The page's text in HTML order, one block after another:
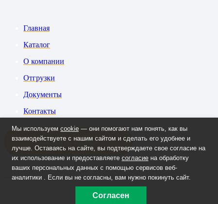
Главная
Каталог
О компании
Отгрузки
Документы
Контакты
Заказать звонок
+7 908 090-70-33
Мы используем cookie — они помогают нам понять, как вы
взаимодействуете с нашим сайтом и сделать его удобнее и
лучше. Оставаясь на сайте, вы подтверждаете свое согласие на
их использование и предоставляете согласие на обработку
ваших персональных данных с помощью сервисов веб-
аналитики . Если вы не согласны, вам нужно покинуть сайт.
Согласен